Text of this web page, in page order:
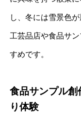
し、冬には雪景色
工芸品店や食品サ
すめです。
食品サンプル創
り体験